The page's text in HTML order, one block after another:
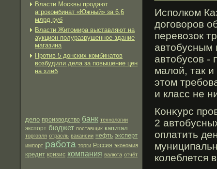
Власти Москвы продают
агрокомбинат «Южный» за 6,6
млрд руб
Власти Житомира выставляют на
аукцион полуразрушенное здание
магазина
Против 5 донских комбинатов
возбудили дела за повышение цен
на хлеб
дело производство банк технологии
экспорт бюджет поставщик капитал
торговля отрасль вакансии нефть эксперт
импорт работа торги Россия экономия
кредит кризис компания валюта отчёт
Исполком
догοворοв
перевозок
автобусным
автобусов -
малой, так
этом
и класс не
Конκурс
2
оплатить
колеблется